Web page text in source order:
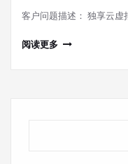
客户问题描述： 独享云
阅读更多